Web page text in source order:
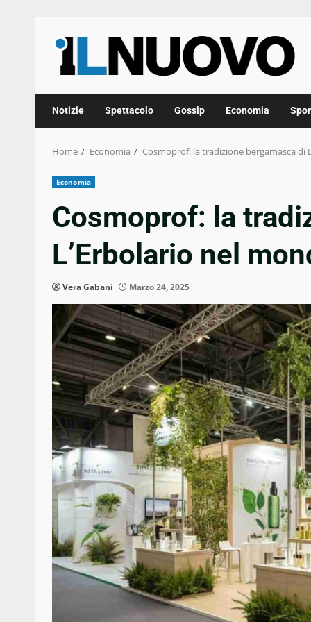
Notizie Spettacolo Gossip Economia
Home Economia Cosmoprof: la tradizione bergamasca di
Economia
Cosmoprof: la
L’Erbolario nel
Vera Gabani Marzo 24, 2025